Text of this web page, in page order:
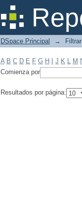
Filtrar por:
DSpace Principal →
A B C D E F G H J K L M
Comienza por
Resultados por página: